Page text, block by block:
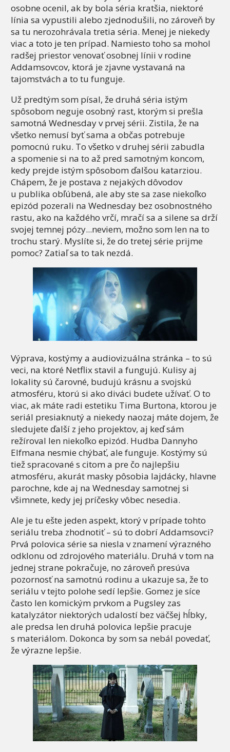
osobne ocenil, ak by bola séria kratšia, niektoré
línia sa vypustili alebo zjednodušili, no zároveň by
sa tu nerozohrávala tretia séria. Menej je niekedy
viac a toto je ten prípad. Namiesto toho sa mohol
radšej priestor venovať osobnej línii v rodine
Addamsovcov, ktorá je zjavne vystavaná na
tajomstvách a to tu funguje.
Už predtým som písal, že druhá séria istým
spôsobom neguje osobný rast, ktorým si prešla
samotná Wednesday v prvej sérii. Zistila, že na
všetko nemusí byť sama a občas potrebuje
pomocnú ruku. To všetko v druhej sérii zabudla
a spomenie si na to až pred samotným koncom,
kedy prejde istým spôsobom ďalšou katarziou.
Chápem, že je postava z nejakých dôvodov
u publika obľúbená, ale aby ste sa zase niekoľko
epizód pozerali na Wednesday bez osobnostného
rastu, ako na každého vrčí, mračí sa a silene sa drží
svojej temnej pózy...neviem, možno som len na to
trochu starý. Myslíte si, že do tretej série prijme
pomoc? Zatiaľ sa to tak nezdá.
Výprava, kostýmy a audiovizuálna stránka – to sú
veci, na ktoré Netflix stavil a fungujú. Kulisy aj
lokality sú čarovné, budujú krásnu a svojskú
atmosféru, ktorú si ako diváci budete užívať. O to
viac, ak máte radi estetiku Tima Burtona, ktorou je
seriál presiaknutý a niekedy naozaj máte dojem, že
sledujete ďalší z jeho projektov, aj keď sám
režíroval len niekoľko epizód. Hudba Dannyho
Elfmana nesmie chýbať, ale funguje. Kostýmy sú
tiež spracované s citom a pre čo najlepšiu
atmosféru, akurát masky pôsobia lajdácky, hlavne
parochne, kde aj na Wednesday samotnej si
všimnete, kedy jej príčesky vôbec nesedia.
Ale je tu ešte jeden aspekt, ktorý v prípade tohto
seriálu treba zhodnotiť – sú to dobrí Addamsovci?
Prvá polovica série sa niesla v znamení výrazného
odklonu od zdrojového materiálu. Druhá v tom na
jednej strane pokračuje, no zároveň presúva
pozornosť na samotnú rodinu a ukazuje sa, že to
seriálu v tejto polohe sedí lepšie. Gomez je síce
často len komickým prvkom a Pugsley zas
katalyzátor niektorých udalostí bez väčšej hĺbky,
ale predsa len druhá polovica lepšie pracuje
s materiálom. Dokonca by som sa nebál povedať,
že výrazne lepšie.